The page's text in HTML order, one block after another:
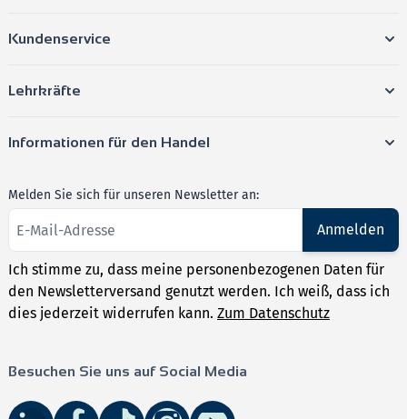
Kundenservice
Lehrkräfte
Informationen für den Handel
Melden Sie sich für unseren Newsletter an:
Anmelden
Ich stimme zu, dass meine personenbezogenen Daten für
den Newsletterversand genutzt werden. Ich weiß, dass ich
dies jederzeit widerrufen kann. Zum Datenschutz
Besuchen Sie uns auf Social Media